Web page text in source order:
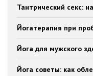
Тантрический секс:
Йогатерапия при
Йога для мужского
Йога советы: как